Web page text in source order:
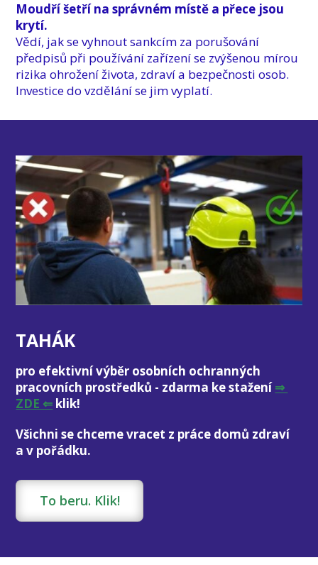
Moudří šetří na správném místě a přece jsou
krytí.
Vědí, jak se vyhnout sankcím za porušování
předpisů při používání zařízení se zvýšenou mírou
rizika ohrožení života, zdraví a bezpečnosti osob.
Investice do vzdělání se jim vyplatí.
TAHÁK
pro efektivní výběr osobních ochranných
pracovních prostředků - zdarma ke stažení⇒
ZDE ⇐ klik!
Všichni se chceme vracet z práce domů zdraví
a v pořádku.
To beru. Klik!